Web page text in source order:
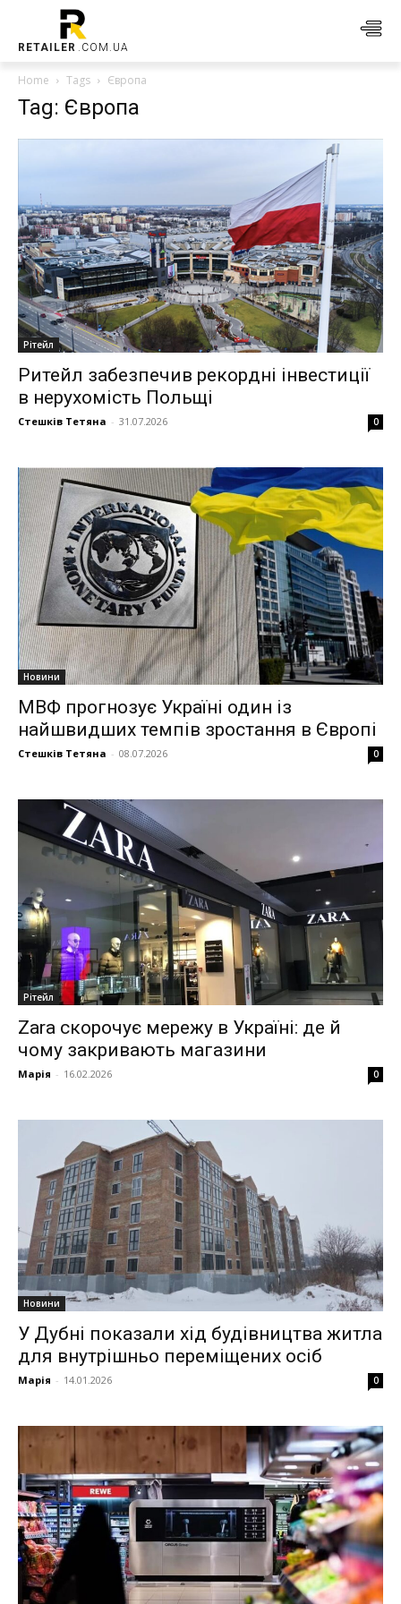
RETAILER .COM.UA
Home Tags Європа
Tag: Європа
Рітейл
Ритейл забезпечив рекордні інвестиції
в нерухомість Польщі
Стешків Тетяна - 31.07.2026 0
Новини
МВФ прогнозує Україні один із
найшвидших темпів зростання в Європі
Стешків Тетяна - 08.07.2026 0
Рітейл
Zara скорочує мережу в Україні: де й
чому закривають магазини
Марія - 16.02.2026 0
Новини
У Дубні показали хід будівництва житла
для внутрішньо переміщених осіб
Марія - 14.01.2026 0